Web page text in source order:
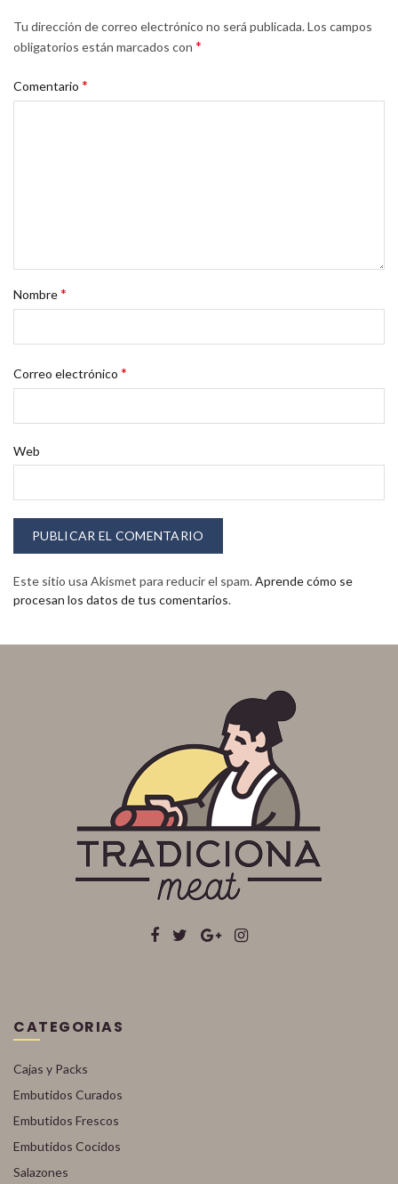
Tu dirección de correo electrónico no será publicada.Los campos
obligatorios están marcados con *
Comentario *
Nombre*
Correo electrónico *
Web
Este sitio usa Akismet para reducir el spam.Aprende cómo se
procesan los datos de tus comentarios.
CATEGORIAS
Cajas y Packs
Embutidos Curados
Embutidos Frescos
Embutidos Cocidos
Salazones